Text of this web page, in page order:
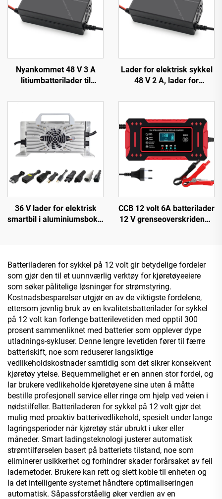
Nyankommet 48 V 3 A
litiumbatterilader til
54,6 V 58,8 V 54,75 V 58,4
V utgang for EV-sykkel
150 W DC
Lader for elektrisk sykkel
48 V 2 A, lader for
bly-syre-batteri, 48 V
V med 150 W DC-
utgangsport
36 V lader for elektrisk
smartbil i aluminiumsboks,
CCB 12 volt 6A batterilader
12 V grenseoverskridende
Batteriladeren for sykkel på 12 volt gir betydelige fordeler
som gjør den til et uunnværlig verktøy for kjøretøyeeiere
som søker pålitelige løsninger for strømstyring.
Kostnadsbesparelser utgjør en av de viktigste fordelene,
ettersom jevnlig bruk av en kvalitetsbatterilader for sykkel
på 12 volt kan forlenge batterilevetiden med opptil 300
prosent sammenliknet med batterier som opplever dype
utladnings-sykluser. Denne lengre levetiden fører til færre
batteriskift, noe som reduserer langsiktige
vedlikeholdskostnader samtidig som det sikrer konsekvent
kjøretøy ytelse. Bequemmelighet er en annen stor fordel, og
lar brukere vedlikeholde kjøretøyene sine uten å måtte
bestille profesjonell service eller ringe om hjelp ved veien i
nødstilfeller. Batteriladeren for sykkel på 12 volt gjør det
mulig med proaktiv batterivedlikehold, spesielt under lange
lagringsperioder når kjøretøy står ubrukt i uker eller
måneder. Smart ladingsteknologi justerer automatisk
strømtilførselen basert på batteriets tilstand, noe som
eliminerer usikkerhet og forhindrer skader forårsaket av feil
lademetoder. Brukere kan rett og slett koble til enheten og
la det intelligente systemet håndtere optimaliseringen
automatisk. Såpassforståelig øker verdien av en